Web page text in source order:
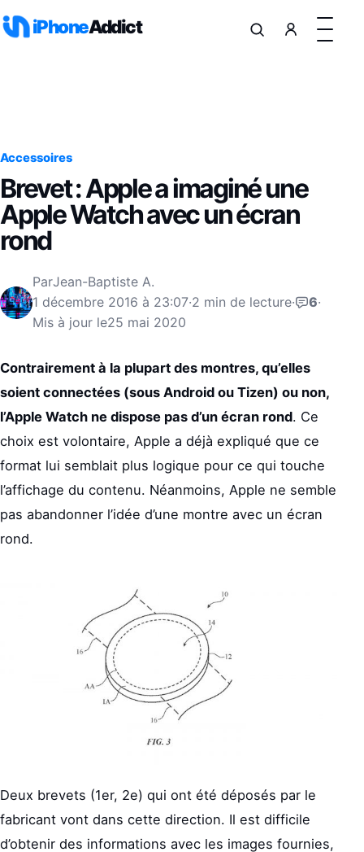
iPhoneAddict
Accessoires
Brevet : Apple a imaginé une
Apple Watch avec un écran
rond
ParJean-Baptiste A.
1 décembre 2016 à 23:07·2 min de lecture· 6·
Mis à jour le25 mai 2020
Contrairement à la plupart des montres, qu’elles
soient connectées (sous Android ou Tizen) ou non,
l’Apple Watch ne dispose pas d’un écran rond. Ce
choix est volontaire, Apple a déjà expliqué que ce
format lui semblait plus logique pour ce qui touche
l’affichage du contenu. Néanmoins, Apple ne semble
pas abandonner l’idée d’une montre avec un écran
rond.
Deux brevets (1er, 2e) qui ont été déposés par le
fabricant vont dans cette direction. Il est difficile
d’obtenir des informations avec les images fournies,